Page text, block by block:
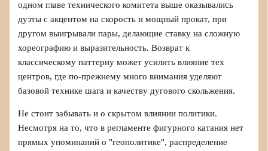
одном главе технического комитета выше оказывались
дуэты с акцентом на скорость и мощный прокат, при
другом выигрывали пары, делающие ставку на сложную
хореографию и выразительность. Возврат к
классическому паттерну может усилить влияние тех
центров, где по-прежнему много внимания уделяют
базовой технике шага и качеству дугового скольжения.
Не стоит забывать и о скрытом влиянии политики.
Несмотря на то, что в регламенте фигурного катания нет
прямых упоминаний о "геополитике", распределение